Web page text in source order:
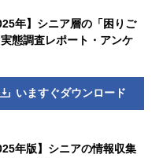
年】シニア層の「困りご
態調査レポート・アンケ
いますぐダウンロード
年版】シニアの情報収集